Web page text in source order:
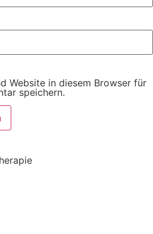
Website in diesem Browser für
speichern.